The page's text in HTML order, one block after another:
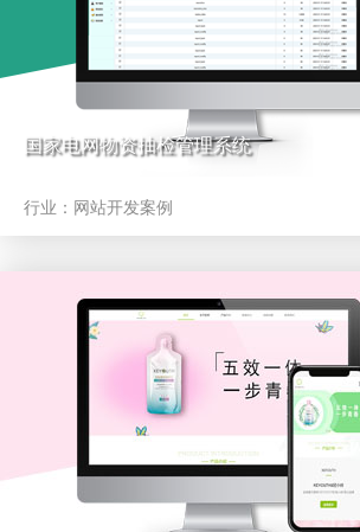
国家电网物资抽检管理系统
行业： 网站开发案例